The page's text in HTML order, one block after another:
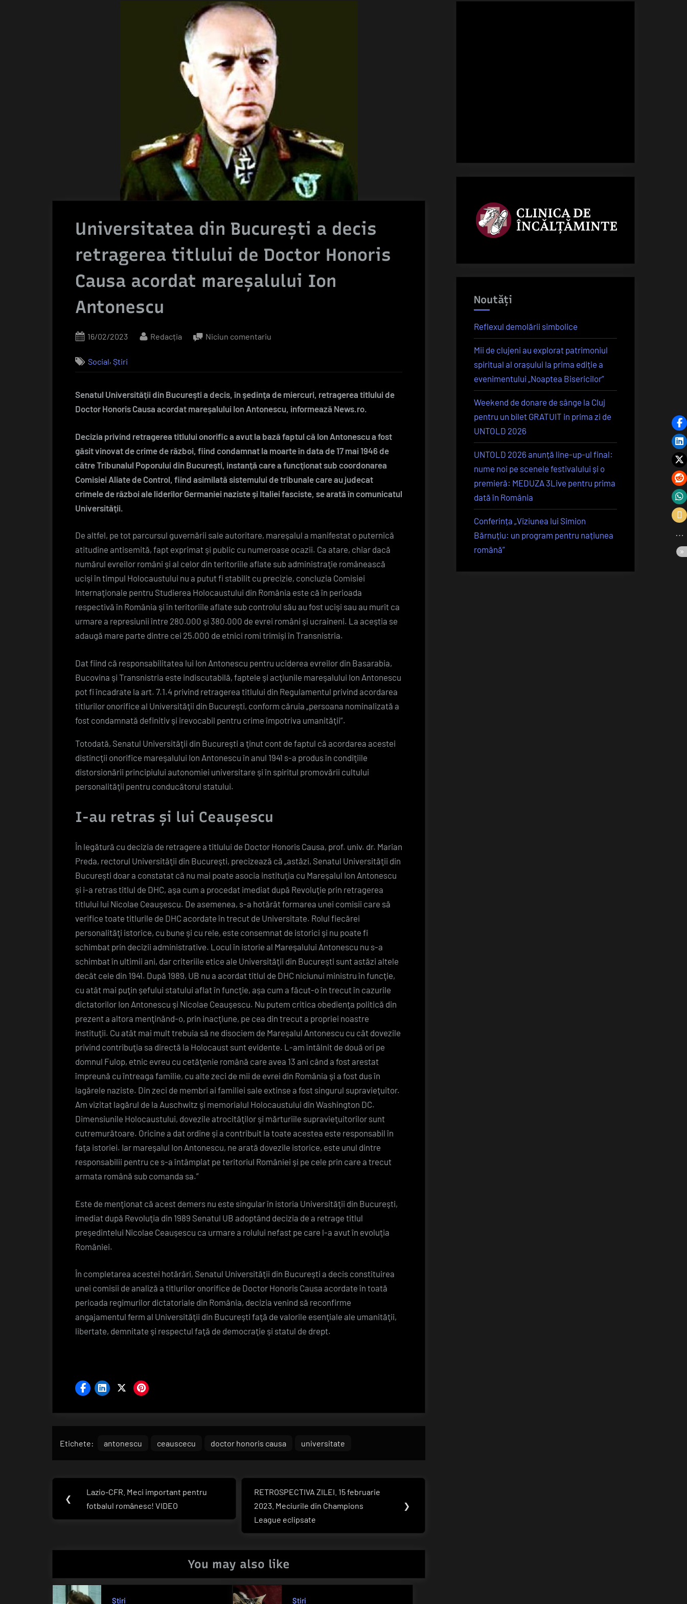
Universitatea din Bucureşti a decis
retragerea titlului de Doctor Honoris
Causa acordat mareşalului Ion
Antonescu
Posted
16/02/2023 By
Redacția Niciun comentariu
a
titlului
Antonescu
Social, Știri
Senatul Universităţii din Bucureşti a decis, în şedinţa de miercuri, retragerea titlului de
Doctor Honoris Causa acordat mareşalului Ion Antonescu, informează News.ro.
Decizia privind retragerea titlului onorific a avut la bază faptul că Ion Antonescu a fost
găsit vinovat de crime de război, fiind condamnat la moarte în data de 17 mai 1946 de
către Tribunalul Poporului din Bucureşti, instanţă care a funcţionat sub coordonarea
Comisiei Aliate de Control, fiind asimilată sistemului de tribunale care au judecat
crimele de război ale liderilor Germaniei naziste şi Italiei fasciste, se arată în comunicatul
Universităţii.
De altfel, pe tot parcursul guvernării sale autoritare, mareşalul a manifestat o puternică
atitudine antisemită, fapt exprimat şi public cu numeroase ocazii. Ca atare, chiar dacă
numărul evreilor români şi al celor din teritoriile aflate sub administraţie românească
ucişi în timpul Holocaustului nu a putut fi stabilit cu precizie, concluzia Comisiei
Internaţionale pentru Studierea Holocaustului din România este că în perioada
respectivă în România şi în teritoriile aflate sub controlul său au fost ucişi sau au murit ca
urmare a represiunii între 280.000 şi 380.000 de evrei români şi ucraineni. La aceştia se
adaugă mare parte dintre cei 25.000 de etnici romi trimişi în Transnistria.
Dat fiind că responsabilitatea lui Ion Antonescu pentru uciderea evreilor din Basarabia,
Bucovina şi Transnistria este indiscutabilă, faptele şi acţiunile mareşalului Ion Antonescu
pot fi încadrate la art. 7.1.4 privind retragerea titlului din Regulamentul privind acordarea
titlurilor onorifice al Universităţii din Bucureşti, conform căruia „persoana nominalizată a
fost condamnată definitiv şi irevocabil pentru crime împotriva umanităţii”.
Totodată, Senatul Universităţii din Bucureşti a ţinut cont de faptul că acordarea acestei
distincţii onorifice mareşalului Ion Antonescu în anul 1941 s-a produs în condiţiile
distorsionării principiului autonomiei universitare şi în spiritul promovării cultului
personalităţii pentru conducătorul statului.
I-au retras și lui Ceaușescu
În legătură cu decizia de retragere a titlului de Doctor Honoris Causa, prof. univ. dr. Marian
Preda, rectorul Universităţii din Bucureşti, precizează că „astăzi, Senatul Universităţii din
Bucureşti doar a constatat că nu mai poate asocia instituţia cu Mareşalul Ion Antonescu
şi i-a retras titlul de DHC, aşa cum a procedat imediat după Revoluţie prin retragerea
titlului lui Nicolae Ceauşescu. De asemenea, s-a hotărât formarea unei comisii care să
verifice toate titlurile de DHC acordate în trecut de Universitate. Rolul fiecărei
personalităţi istorice, cu bune şi cu rele, este consemnat de istorici şi nu poate fi
schimbat prin decizii administrative. Locul în istorie al Mareşalului Antonescu nu s-a
schimbat în ultimii ani, dar criteriile etice ale Universităţii din Bucureşti sunt astăzi altele
decât cele din 1941. După 1989, UB nu a acordat titlul de DHC niciunui ministru în funcţie,
cu atât mai puţin şefului statului aflat în funcţie, aşa cum a făcut-o în trecut în cazurile
dictatorilor Ion Antonescu şi Nicolae Ceauşescu. Nu putem critica obedienţa politică din
prezent a altora menţinând-o, prin inacţiune, pe cea din trecut a propriei noastre
instituţii. Cu atât mai mult trebuia să ne disociem de Mareşalul Antonescu cu cât dovezile
privind contribuţia sa directă la Holocaust sunt evidente. L-am întâlnit de două ori pe
domnul Fulop, etnic evreu cu cetăţenie română care avea 13 ani când a fost arestat
împreună cu întreaga familie, cu alte zeci de mii de evrei din România şi a fost dus în
lagărele naziste. Din zeci de membri ai familiei sale extinse a fost singurul supravieţuitor.
Am vizitat lagărul de la Auschwitz şi memorialul Holocaustului din Washington DC.
Dimensiunile Holocaustului, dovezile atrocităţilor şi mărturiile supravieţuitorilor sunt
cutremurătoare. Oricine a dat ordine şi a contribuit la toate acestea este responsabil în
faţa istoriei. Iar mareşalul Ion Antonescu, ne arată dovezile istorice, este unul dintre
responsabilii pentru ce s-a întâmplat pe teritoriul României şi pe cele prin care a trecut
armata română sub comanda sa.”
Este de menţionat că acest demers nu este singular în istoria Universităţii din Bucureşti,
imediat după Revoluţia din 1989 Senatul UB adoptând decizia de a retrage titlul
preşedintelui Nicolae Ceauşescu ca urmare a rolului nefast pe care l-a avut în evoluţia
României.
În completarea acestei hotărâri, Senatul Universităţii din Bucureşti a decis constituirea
unei comisii de analiză a titlurilor onorifice de Doctor Honoris Causa acordate în toată
perioada regimurilor dictatoriale din România, decizia venind să reconfirme
angajamentul ferm al Universităţii din Bucureşti faţă de valorile esenţiale ale umanităţii,
libertate, demnitate şi respectul faţă de democraţie şi statul de drept.
Etichete: antonescu ceauscecu doctor honoris causa universitate
Navigare
❮
Previous
Post:
Lazio-CFR. Meci important pentru
fotbalul românesc! VIDEO
Next
Post:
RETROSPECTIVA ZILEI. 15 februarie
2023. Meciurile din Champions
League eclipsate
❯
You may also like
Știri Știri
Noutăți
Reflexul demolării simbolice
Mii de clujeni au explorat patrimoniul
spiritual al orașului la prima ediție a
evenimentului „Noaptea Bisericilor”
Weekend de donare de sânge la Cluj
pentru un bilet GRATUIT in prima zi de
UNTOLD 2026
UNTOLD 2026 anunță line-up-ul final:
nume noi pe scenele festivalului și o
premieră: MEDUZA 3Live pentru prima
dată în România
Conferința „Viziunea lui Simion
Bărnuțiu: un program pentru națiunea
română”